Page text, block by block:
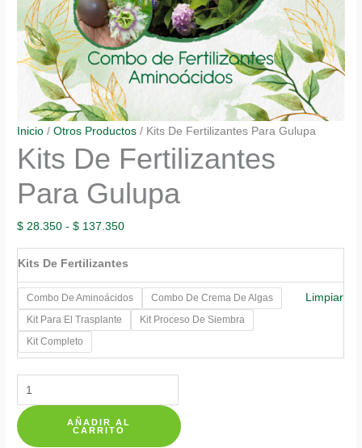
Inicio /Otros Productos / Kits De Fertilizantes Para Gulupa
Kits De Fertilizantes
Para Gulupa
$ 28.350 - $ 137.350Rango
de
precios:
desde
$ 28.350
hasta
Kits De Fertilizantes
Combo De Aminoácidos
Combo De Crema De Algas
Kit Para El Trasplante
Kit Proceso De Siembra
Kit Completo
Limpiar
Kits
De
Fertilizantes
Para
AÑADIR AL
CARRITO